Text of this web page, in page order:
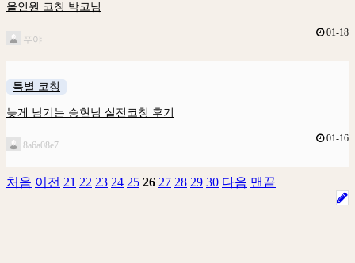
올인원 코칭 박코님
푸야
01-18
특별 코칭
늦게 남기는 승현님 실전코칭 후기
8a6a08e7
01-16
처음 이전 21 22 23 24 25 26 27 28 29 30 다음 맨끝